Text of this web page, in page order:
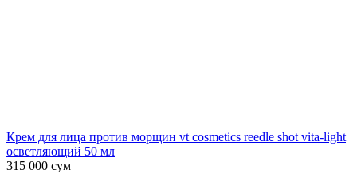
Крем для лица против морщин vt cosmetics reedle shot vita-light
осветляющий 50 мл
315 000 сум